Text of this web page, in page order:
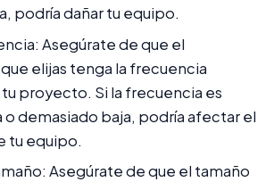
podría dañar tu equipo.
Asegúrate de que el
elijas tenga la frecuencia
proyecto. Si la frecuencia es
o demasiado baja, podría afectar el
tu equipo.
Asegúrate de que el tamaño